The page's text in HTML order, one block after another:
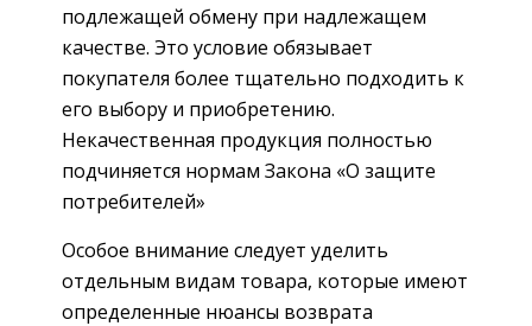
подлежащей обмену при надлежащем
качестве. Это условие обязывает
покупателя более тщательно подходить к
его выбору и приобретению.
Некачественная продукция полностью
подчиняется нормам Закона «О защите
потребителей»
Особое внимание следует уделить
отдельным видам товара, которые имеют
определенные нюансы возврата